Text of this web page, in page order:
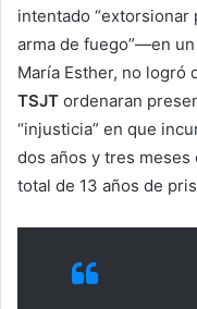
intentado “extorsionar
arma de fuego”—en
María Esther, no logró
TSJT ordenaran
“injusticia” en que
dos años y tres
total de 13 años de